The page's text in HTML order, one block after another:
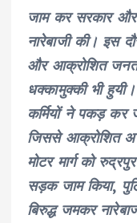
जाम कर सरकार
नारेबाजी की। इस
और आक्रोशित
धक्कामुक्की भी
कर्मियों ने पकड़ कर
जिससे आक्रोशित
मोटर मार्ग को
सड़क जाम किया,
बिरुद्ध जमकर